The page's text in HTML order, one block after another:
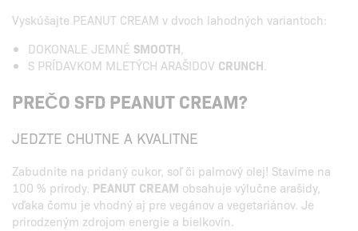
Vyskúšajte PEANUT CREAM v dvoch lahodných variantoch:
DOKONALE JEMNÉ SMOOTH
S PRÍDAVKOM MLETÝCH ARAŠIDOV CRUNCH
PREČO SFD PEANUT CREAM?
JEDZTE CHUTNE A KVALITNE
Zabudnite na pridaný cukor, soľ či palmový olej! Stavíme na
100 % prírody. PEANUT CREAM obsahuje výlučne arašidy,
vďaka čomu je vhodný aj pre vegánov a vegetariánov. Je
prirodzeným zdrojom energie a bielkovín.